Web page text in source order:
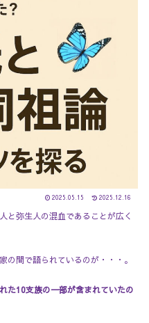
2025.05.15 2025.12.16
と弥生人の混血であることが広く
の間で語られているのが・・・。
た10支族の一部が含まれていたの